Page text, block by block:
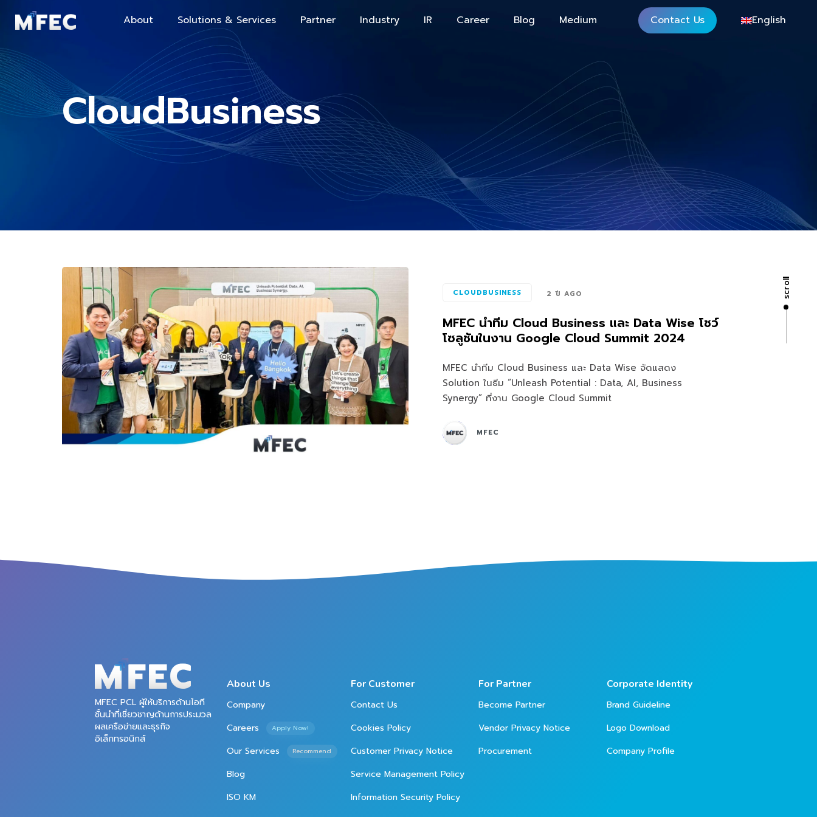
About Solutions & Services Partner Industry IR Career Blog Medium Contact Us English
scroll
CloudBusiness
CLOUDBUSINESS 2 ปี AGO
MFEC นำทีม Cloud Business และ Data Wise โชว์
โซลูชันในงาน Google Cloud Summit 2024
MFEC นำทีม Cloud Business และ Data Wise จัดแสดง
Solution ในธีม “Unleash Potential : Data, AI, Business
Synergy” ที่งาน Google Cloud Summit
MFEC
MFEC PCL ผู้ให้บริการด้านไอที
ชั้นนำที่เชี่ยวชาญด้านการประมวล
ผลเครือข่ายและธุรกิจ
อิเล็กทรอนิกส์
About Us
Company
Careers
Apply Now!
Our Services Recommend
Blog
ISO KM
For Customer
Contact Us
Cookies Policy
Customer Privacy Notice
Service Management Policy
Information Security Policy
For Partner
Become Partner
Vendor Privacy Notice
Procurement
Corporate Identity
Brand Guideline
Logo Download
Company Profile